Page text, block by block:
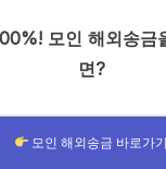
모인 해외송금
면?
모인 해외송금 바로가기